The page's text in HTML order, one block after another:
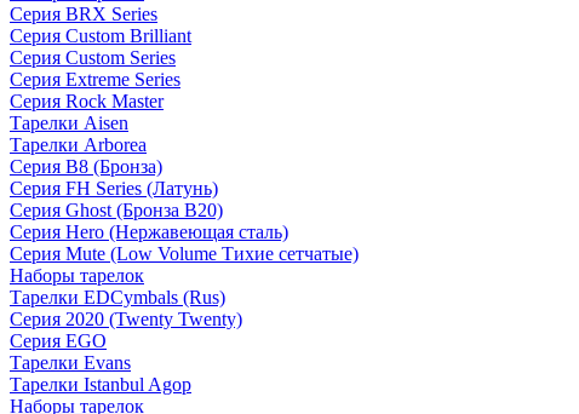
Серия BRX Series
Серия Custom Brilliant
Серия Custom Series
Серия Extreme Series
Серия Rock Master
Тарелки Aisen
Тарелки Arborea
Серия B8 (Бронза)
Серия FH Series (Латунь)
Серия Ghost (Бронза B20)
Серия Hero (Нержавеющая сталь)
Серия Mute (Low Volume Тихие сетчатые)
Наборы тарелок
Тарелки EDCymbals (Rus)
Серия 2020 (Twenty Twenty)
Серия EGO
Тарелки Evans
Тарелки Istanbul Agop
Наборы тарелок